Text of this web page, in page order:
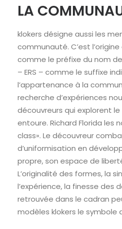
LA
klokers désigne aussi les
communauté. C’est l’origine
comme le préfixe du nom
– ERS – comme le suffixe
l’appartenance à la
recherche d’expériences
découvreurs qui explorent
entoure. Richard Florida les
class». Le découvreur
d’uniformisation en
propre, son espace de
L’originalité des formes, la
l’expérience, la finesse des
retrouvée dans le cadran
modèles klokers le symbole